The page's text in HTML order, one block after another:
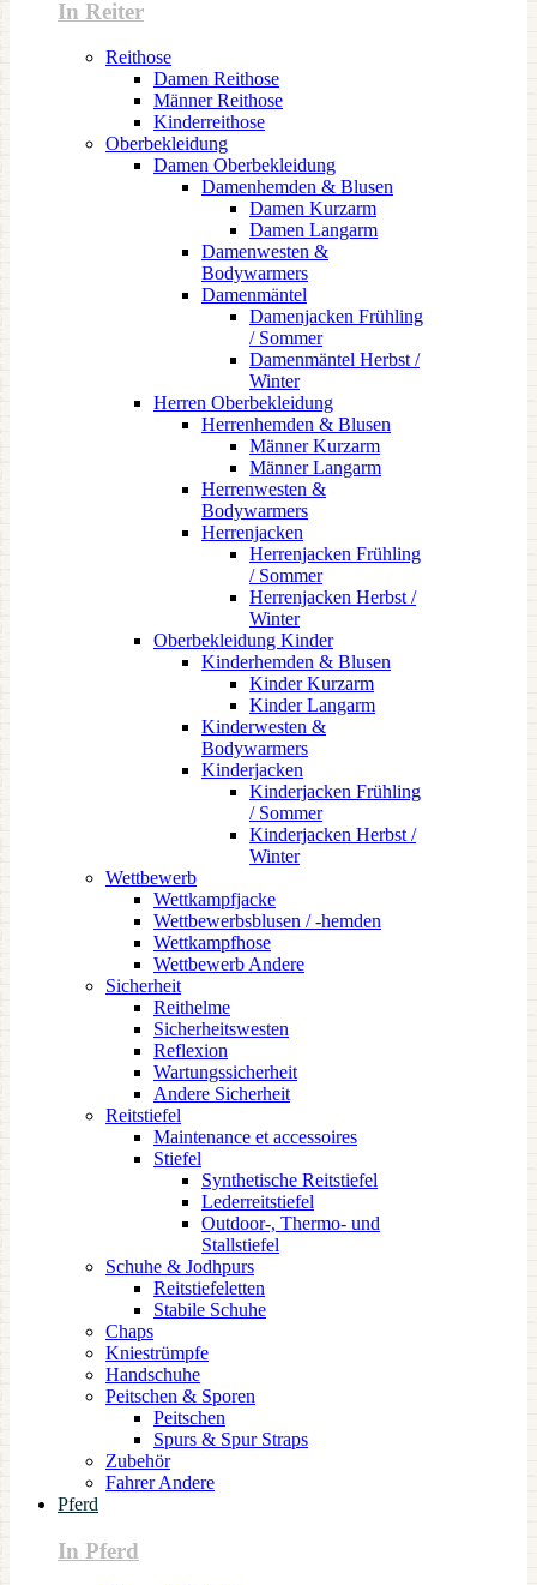
In Reiter
Reithose
Damen Reithose
Männer Reithose
Kinderreithose
Oberbekleidung
Damen Oberbekleidung
Damenhemden & Blusen
Damen Kurzarm
Damen Langarm
Damenwesten &
Bodywarmers
Damenmäntel
Damenjacken Frühling
/ Sommer
Damenmäntel Herbst /
Winter
Herren Oberbekleidung
Herrenhemden & Blusen
Männer Kurzarm
Männer Langarm
Herrenwesten &
Bodywarmers
Herrenjacken
Herrenjacken Frühling
/ Sommer
Herrenjacken Herbst /
Winter
Oberbekleidung Kinder
Kinderhemden & Blusen
Kinder Kurzarm
Kinder Langarm
Kinderwesten &
Bodywarmers
Kinderjacken
Kinderjacken Frühling
/ Sommer
Kinderjacken Herbst /
Winter
Wettbewerb
Wettkampfjacke
Wettbewerbsblusen / -hemden
Wettkampfhose
Wettbewerb Andere
Sicherheit
Reithelme
Sicherheitswesten
Reflexion
Wartungssicherheit
Andere Sicherheit
Reitstiefel
Maintenance et accessoires
Stiefel
Synthetische Reitstiefel
Lederreitstiefel
Outdoor-, Thermo- und
Stallstiefel
Schuhe & Jodhpurs
Reitstiefeletten
Stabile Schuhe
Chaps
Kniestrümpfe
Handschuhe
Peitschen & Sporen
Peitschen
Spurs & Spur Straps
Zubehör
Fahrer Andere
Pferd
In Pferd